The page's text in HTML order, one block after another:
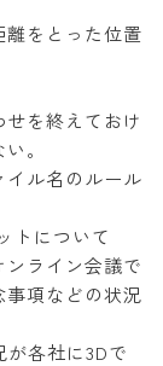
をとった位置
を終えておけ
。
ル名のルール
トについて
ンライン会議で
事項などの状況
各社に3Dで